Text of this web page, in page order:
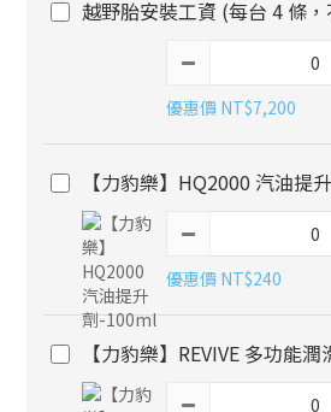
越野胎安裝工資 (每台 4 條
優惠價 NT$7,200
【力豹樂】HQ2000 汽油提
優惠價 NT$240
【力豹樂】REVIVE 多功能